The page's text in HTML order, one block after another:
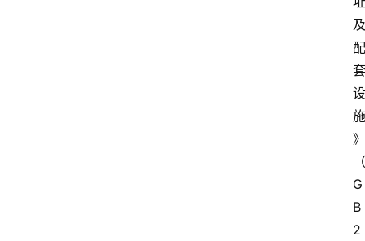
及
配
套
设
施
》
（
G
B
2